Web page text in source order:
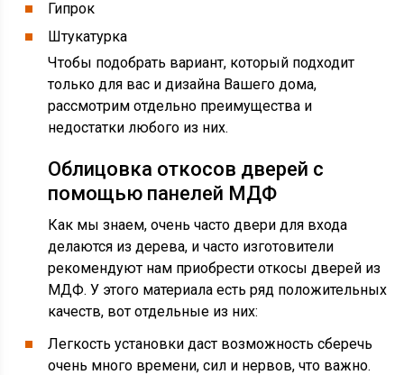
Гипрок
Штукатурка
Чтобы подобрать вариант, который подходит
только для вас и дизайна Вашего дома,
рассмотрим отдельно преимущества и
недостатки любого из них.
Облицовка откосов дверей с
помощью панелей МДФ
Как мы знаем, очень часто двери для входа
делаются из дерева, и часто изготовители
рекомендуют нам приобрести откосы дверей из
МДФ. У этого материала есть ряд положительных
качеств, вот отдельные из них:
Легкость установки даст возможность сберечь
очень много времени, сил и нервов, что важно.